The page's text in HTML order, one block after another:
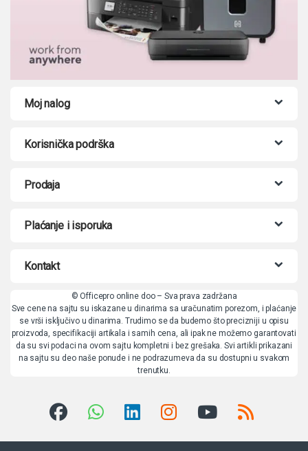
Moj nalog
Korisnička podrška
Prodaja
Plaćanje i isporuka
Kontakt
© Officepro online doo – Sva prava zadržana
Sve cene na sajtu su iskazane u dinarima sa uračunatim porezom, i plaćanje
se vrši isključivo u dinarima. Trudimo se da budemo što precizniji u opisu
proizvoda, specifikaciji artikala i samih cena, ali ipak ne možemo garantovati
da su svi podaci na ovom sajtu kompletni i bez grešaka. Svi artikli prikazani
na sajtu su deo naše ponude i ne podrazumeva da su dostupni u svakom
trenutku.